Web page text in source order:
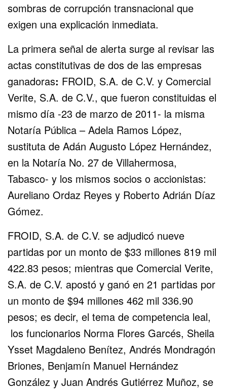
sombras de corrupción transnacional que
exigen una explicación inmediata.
La primera señal de alerta surge al revisar las
actas constitutivas de dos de las empresas
ganadoras: FROID, S.A. de C.V. y Comercial
Verite, S.A. de C.V., que fueron constituidas el
mismo día -23 de marzo de 2011- la misma
Notaría Pública – Adela Ramos López,
sustituta de Adán Augusto López Hernández,
en la Notaría No. 27 de Villahermosa,
Tabasco- y los mismos socios o accionistas:
Aureliano Ordaz Reyes y Roberto Adrián Díaz
Gómez.
FROID, S.A. de C.V. se adjudicó nueve
partidas por un monto de $33 millones 819 mil
422.83 pesos; mientras que Comercial Verite,
S.A. de C.V. apostó y ganó en 21 partidas por
un monto de $94 millones 462 mil 336.90
pesos; es decir, el tema de competencia leal,
los funcionarios Norma Flores Garcés, Sheila
Ysset Magdaleno Benítez, Andrés Mondragón
Briones, Benjamín Manuel Hernández
González y Juan Andrés Gutiérrez Muñoz, se